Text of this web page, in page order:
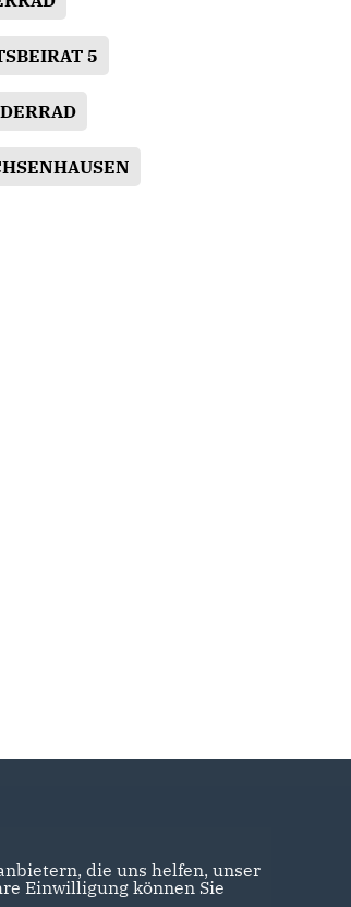
5
die uns helfen, unser
Einwilligung können Sie